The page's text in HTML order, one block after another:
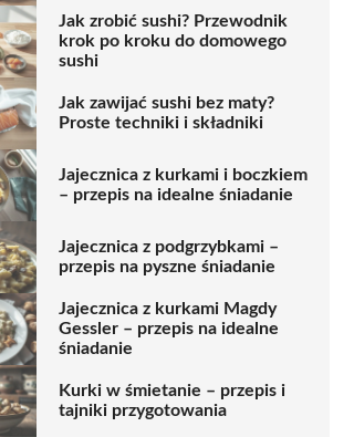
Jak zrobić sushi? Przewodnik
krok po kroku do domowego
sushi
Jak zawijać sushi bez maty?
Proste techniki i składniki
Jajecznica z kurkami i boczkiem
– przepis na idealne śniadanie
Jajecznica z podgrzybkami –
przepis na pyszne śniadanie
Jajecznica z kurkami Magdy
Gessler – przepis na idealne
śniadanie
Kurki w śmietanie – przepis i
tajniki przygotowania